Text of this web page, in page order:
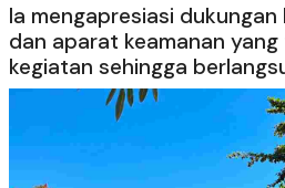
Ia mengapresiasi dukungan
dan aparat keamanan
kegiatan sehingga